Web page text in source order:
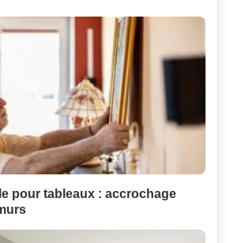
pour tableaux : accrochage